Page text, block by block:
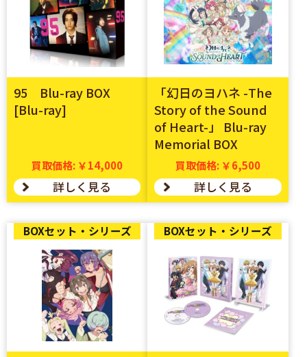
95 Blu-ray BOX
[Blu-ray]
買取価格: ￥14,000
詳しく見る
「幻日のヨハネ -The
Story of the Sound
of Heart-」 Blu-ray
Memorial BOX
買取価格: ￥6,500
詳しく見る
BOXセット・シリーズ BOXセット・シリーズ